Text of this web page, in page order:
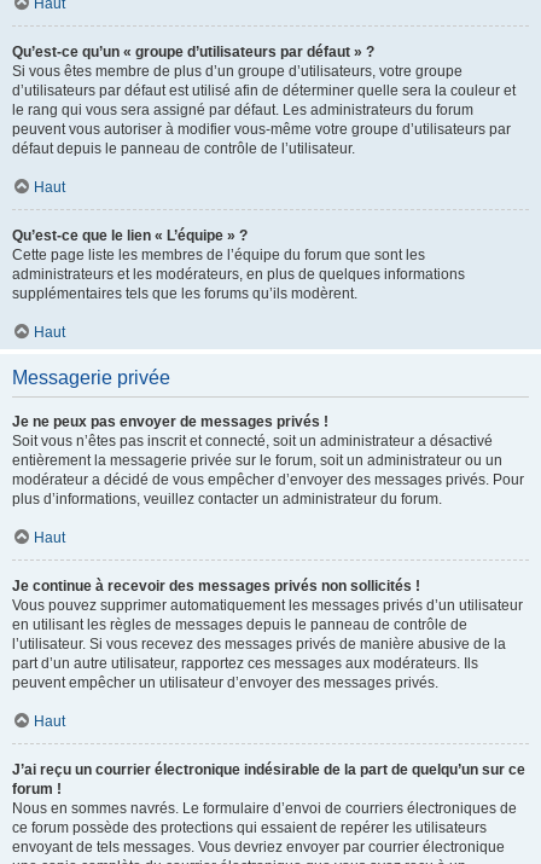
Haut
Qu’est-ce qu’un « groupe d’utilisateurs par défaut » ?
Si vous êtes membre de plus d’un groupe d’utilisateurs, votre groupe
d’utilisateurs par défaut est utilisé afin de déterminer quelle sera la couleur et
le rang qui vous sera assigné par défaut. Les administrateurs du forum
peuvent vous autoriser à modifier vous-même votre groupe d’utilisateurs par
défaut depuis le panneau de contrôle de l’utilisateur.
Haut
Qu’est-ce que le lien « L’équipe » ?
Cette page liste les membres de l’équipe du forum que sont les
administrateurs et les modérateurs, en plus de quelques informations
supplémentaires tels que les forums qu’ils modèrent.
Haut
Messagerie privée
Je ne peux pas envoyer de messages privés !
Soit vous n’êtes pas inscrit et connecté, soit un administrateur a désactivé
entièrement la messagerie privée sur le forum, soit un administrateur ou un
modérateur a décidé de vous empêcher d’envoyer des messages privés. Pour
plus d’informations, veuillez contacter un administrateur du forum.
Haut
Je continue à recevoir des messages privés non sollicités !
Vous pouvez supprimer automatiquement les messages privés d’un utilisateur
en utilisant les règles de messages depuis le panneau de contrôle de
l’utilisateur. Si vous recevez des messages privés de manière abusive de la
part d’un autre utilisateur, rapportez ces messages aux modérateurs. Ils
peuvent empêcher un utilisateur d’envoyer des messages privés.
Haut
J’ai reçu un courrier électronique indésirable de la part de quelqu’un sur ce
forum !
Nous en sommes navrés. Le formulaire d’envoi de courriers électroniques de
ce forum possède des protections qui essaient de repérer les utilisateurs
envoyant de tels messages. Vous devriez envoyer par courrier électronique